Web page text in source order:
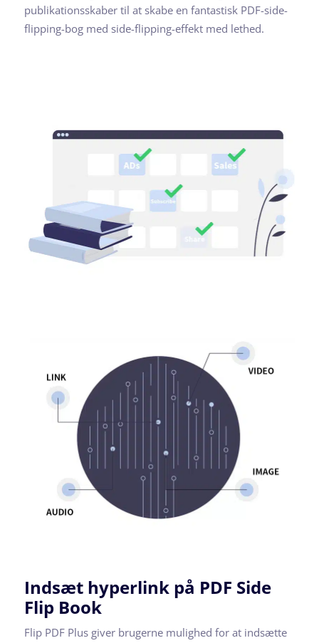
publikationsskaber til at skabe en fantastisk PDF-side-
flipping-bog med side-flipping-effekt med lethed.
Indsæt hyperlink på PDF Side
Flip Book
Flip PDF Plus giver brugerne mulighed for at indsætte